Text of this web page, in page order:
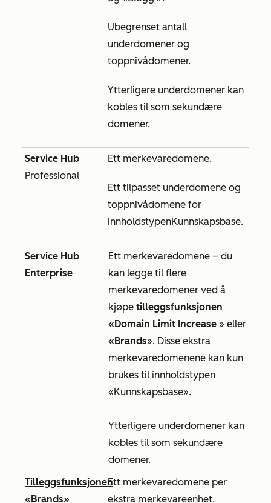
Ubegrenset antall
underdomener og
toppnivådomener.
Ytterligere underdomener kan
kobles til som sekundære
domener.
Service Hub
Professional
Ett merkevaredomene.
Ett tilpasset underdomene og
toppnivådomene for
innholdstypenKunnskapsbase.
Service Hub
Enterprise
Ett merkevaredomene – du
kan legge til flere
merkevaredomener ved å
kjøpe tilleggsfunksjonen
«Domain Limit Increase » eller
«Brands». Disse ekstra
merkevaredomenene kan kun
brukes til innholdstypen
«Kunnskapsbase».
Ytterligere underdomener kan
kobles til som sekundære
domener.
Tilleggsfunksjonen
«Brands»
Ett merkevaredomene per
ekstra merkevareenhet.